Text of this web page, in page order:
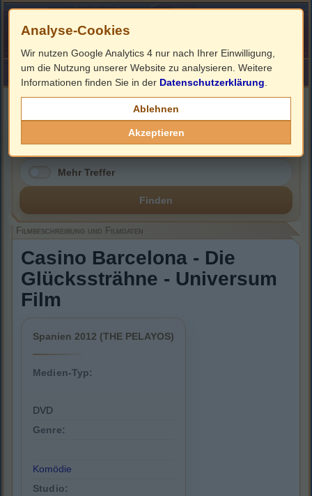
HOME ImpressumLinks
Filmbeschreibung, Cover & DVD Infos
Mehr Treffer
Finden
Filmbeschreibung und Filmdaten
Casino Barcelona - Die
Glückssträhne - Universum
Film
Spanien 2012 (THE PELAYOS)
Medien-Typ:
DVD
Genre:
Komödie
Studio:
Analyse-Cookies
Wir nutzen Google Analytics 4 nur nach Ihrer Einwilligung,
um die Nutzung unserer Website zu analysieren. Weitere
Informationen finden Sie in der Datenschutzerklärung
Ablehnen
Akzeptieren